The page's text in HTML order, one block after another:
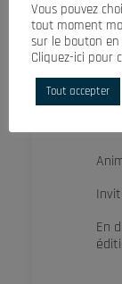
En
Vous pouvez
tout moment
sur le bouton
Cliquez-ici pour
Tout accepter